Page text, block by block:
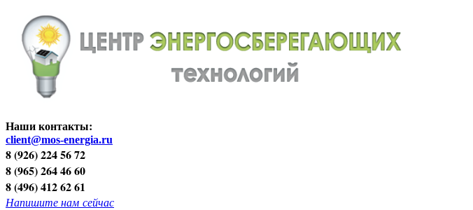
Наши контакты:
client@mos-energia.ru
8 (926) 224 56 72
8 (965) 264 46 60
8 (496) 412 62 61
Напишите нам сейчас